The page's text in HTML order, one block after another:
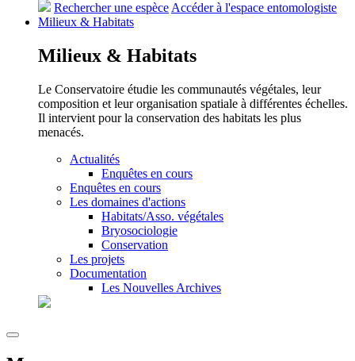
Rechercher une espèce Accéder à l'espace entomologiste
Milieux & Habitats
Milieux & Habitats
Le Conservatoire étudie les communautés végétales, leur
composition et leur organisation spatiale à différentes échelles.
Il intervient pour la conservation des habitats les plus
menacés.
Actualités
Enquêtes en cours
Enquêtes en cours
Les domaines d'actions
Habitats/Asso. végétales
Bryosociologie
Conservation
Les projets
Documentation
Les Nouvelles Archives